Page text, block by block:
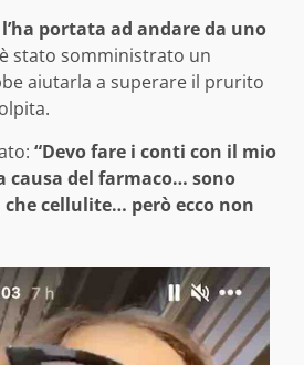
portata ad andare da uno
stato somministrato un
aiutarla a superare il prurito
“Devo fare i conti con il mio
causa del farmaco… sono
cellulite… però ecco non